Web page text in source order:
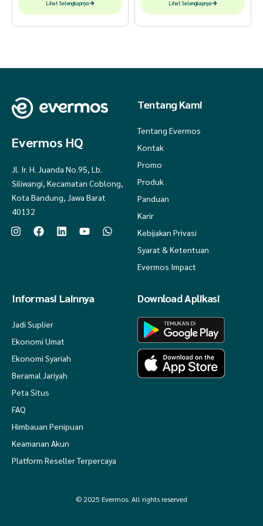
Lihat Selengkapnya Lihat Selengkapnya
Evermos HQ
Jl. Ir. H. Juanda No.95, Lb.
Siliwangi, Kecamatan Coblong,
Kota Bandung, Jawa Barat
40132
Tentang Kami
Tentang Evermos
Kontak
Promo
Produk
Panduan
Karir
Kebijakan Privasi
Syarat & Ketentuan
Evermos Impact
Informasi Lainnya
Jadi Suplier
Ekonomi Umat
Ekonomi Syariah
Beramal Jariyah
Peta Situs
FAQ
Himbauan Penipuan
Keamanan Akun
Platform Reseller Terpercaya
Download Aplikasi
© 2025 Evermos. All rights reserved